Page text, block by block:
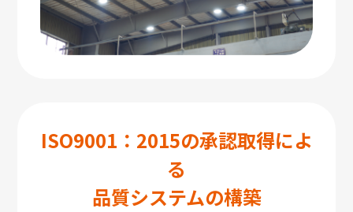
ISO9001：2015の承認取得によ
る
品質システムの構築